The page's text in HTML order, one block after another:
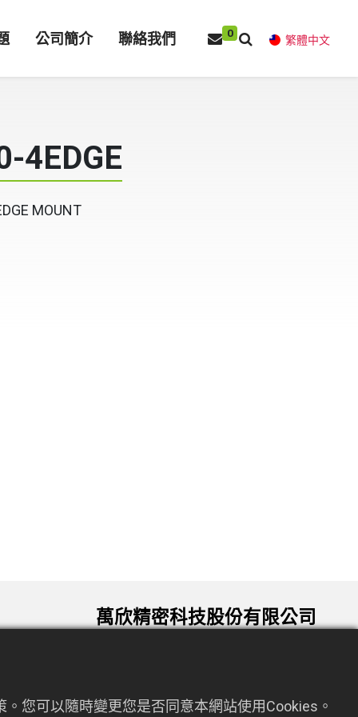
公司簡介 聯絡我們 0
繁體中文
4EDGE
MOUNT
萬欣精密科技股份有限公司
您可以隨時變更您是否同意本網站使用Cookies。